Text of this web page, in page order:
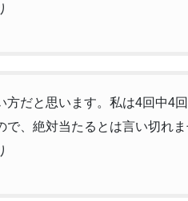
方だと思います。私は4回中4
で、絶対当たるとは言い切れま